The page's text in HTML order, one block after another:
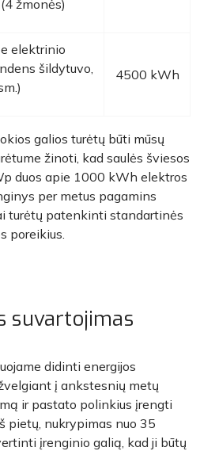
žmonės)
elektrinio
šildytuvo,
4500 kWh
galios turėtų būti mūsų
žinoti, kad saulės šviesos
duos apie 1000 kWh elektros
per metus pagamins
turėtų patenkinti standartinės
poreikius.
suvartojimas
didinti energijos
į ankstesnių metų
ir pastato polinkius įrengti
pietų, nukrypimas nuo 35
įrenginio galią, kad ji būtų